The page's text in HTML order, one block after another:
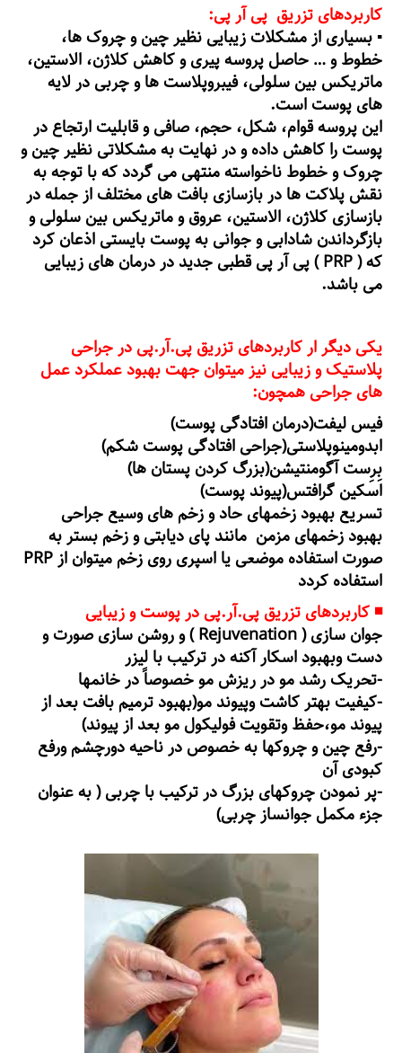
کاربردهای تزریق پی آر پی:
▪️ بسیاری از مشکلات زیبایی نظیر چین و چروک ها،
خطوط و … حاصل پروسه پیری و کاهش کلاژن، الاستین،
ماتریکس بین سلولی، فیبروپلاست ها و چربی در لایه
های پوست است.
این پروسه قوام، شکل، حجم، صافی و قابلیت ارتجاع در
پوست را کاهش داده و در نهایت به مشکلاتی نظیر چین و
چروک و خطوط ناخواسته منتهی می گردد که با توجه به
نقش پلاکت ها در بازسازی بافت های مختلف از جمله در
بازسازی کلاژن، الاستین، عروق و ماتریکس بین سلولی و
بازگرداندن شادابی و جوانی به پوست بایستی اذعان کرد
که ( PRP ) پی آر پی قطبی جدید در درمان های زیبایی
می باشد.
یکی دیگر ار کاربردهای تزریق پی.آر.پی در جراحی
پلاستیک و زیبایی نیز میتوان جهت بهبود عملکرد عمل
های جراحی همچون:
فیس لیفت(درمان افتادگی پوست)
ابدومینوپلاستی(جراحی افتادگی پوست شکم)
بِرِست آگومنتیشن(بزرگ کردن پستان ها)
اسکین گرافتس(پیوند پوست)
تسریع بهبود زخمهای حاد و زخم های وسیع جراحی
بهبود زخمهای مزمن مانند پای دیابتی و زخم بستر به
صورت استفاده موضعی یا اسپری روی زخم میتوان از PRP
استفادهکردد
◾️ کاربردهای تزریق پی.آر.پی در پوست و زیبایی
جوان سازی ( Rejuvenation ) و روشن سازی صورت و
دست وبهبود اسکار آکنه در ترکیب با لیزر
-تحریک رشد مو در ریزش مو خصوصاً در خانمها
-کیفیت بهتر کاشت وپیوند مو(بهبود ترمیم بافت بعد از
پیوند مو،حفظ وتقویت فولیکول مو بعد از پیوند)
-رفع چین و چروکها به خصوص در ناحیه دورچشم ورفع
کبودی آن
-پر نمودن چروکهای بزرگ در ترکیب با چربی ( به عنوان
جزء مکمل جوانساز چربی)